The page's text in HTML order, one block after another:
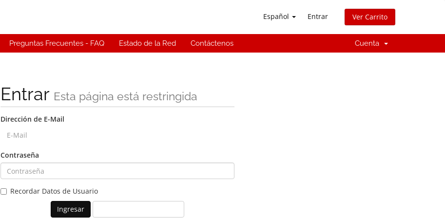
Español Entrar Ver Carrito
Preguntas Frecuentes - FAQ Estado de la Red Contáctenos Cuenta
Entrar Esta página está restringida
Dirección de E-Mail
Contraseña
Recordar Datos de Usuario